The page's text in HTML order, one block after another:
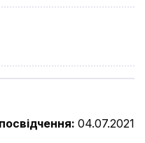
: 04.07.2021